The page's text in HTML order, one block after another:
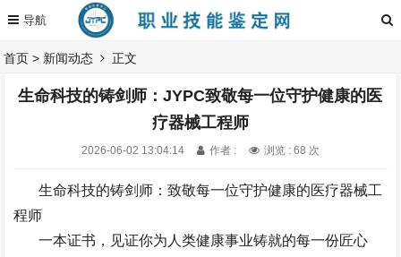
首页 > 新闻动态 正文
生命科技的铸剑师：JYPC致敬每一位守护健康的医
疗器械工程师
2026-06-02 13:04:14 作者 : 浏览 : 68 次
生命科技的铸剑师：致敬每一位守护健康的医疗器械工
程师
一本证书，见证你为人类健康事业铸就的每一份匠心